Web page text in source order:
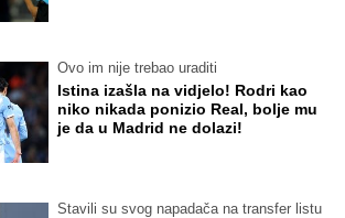
Ovo im nije trebao uraditi
Istina izašla na vidjelo! Rodri kao
niko nikada ponizio Real, bolje mu
je da u Madrid ne dolazi!
Stavili su svog napadača na transfer listu